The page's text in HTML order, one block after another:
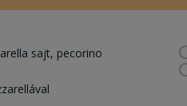
sajt pecorino